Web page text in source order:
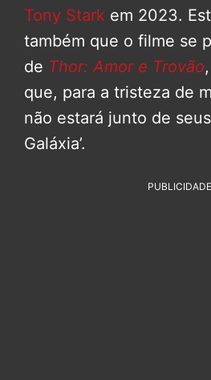
Tony Stark em 2023.
também que o filme se
de Thor: Amor e Trovão
que, para a tristeza de
não estará junto de
Galáxia’.
PUBLICIDADE